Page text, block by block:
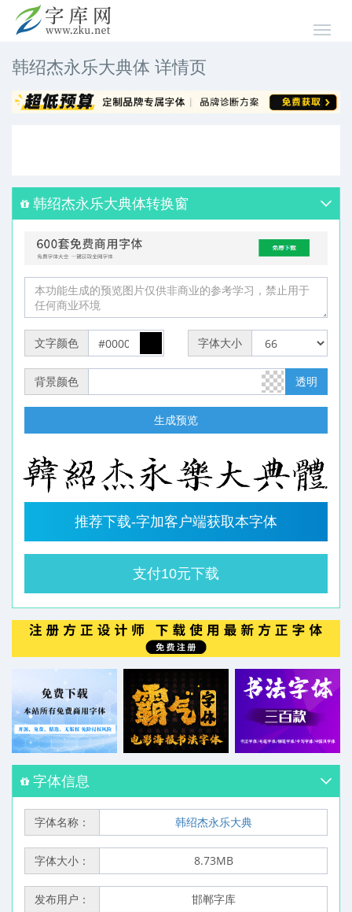
韩绍杰永乐大典体 详情页
韩绍杰永乐大典体转换窗
文字颜色 字体大小
背景颜色 透明
生成预览
推荐下载-字加客户端获取本字体
支付10元下载
字体信息
字体名称： 韩绍杰永乐大典
字体大小： 8.73MB
发布用户： 邯郸字库